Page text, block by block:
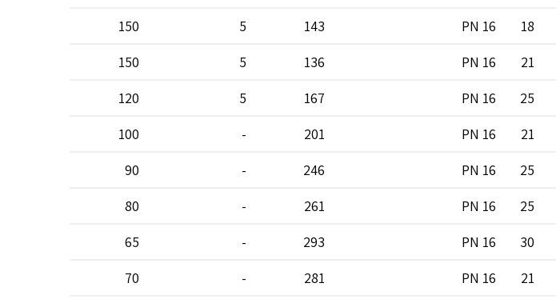
18
PN 16
143
5
150
21
PN 16
136
5
150
25
PN 16
167
5
120
21
PN 16
201
-
100
25
PN 16
246
-
90
25
PN 16
261
-
80
30
PN 16
293
-
65
21
PN 16
281
-
70